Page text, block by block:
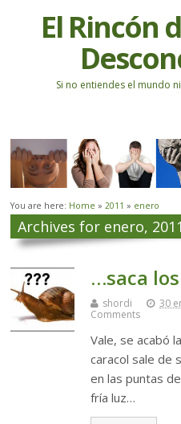
El Rincón
Si no entiendes el mundo
You are here: Home » 2011 » enero
Archives for enero, 2011
…saca
shordi 30
Comments
Vale, se acabó
caracol sale de
en las puntas
fría luz…